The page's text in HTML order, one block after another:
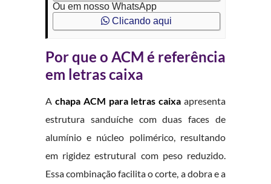
Ou em nosso WhatsApp
Clicando aqui
Por que o ACM é referência
em letras caixa
A chapa ACM para letras caixa apresenta
estrutura sanduíche com duas faces de
alumínio e núcleo polimérico, resultando
em rigidez estrutural com peso reduzido.
Essa combinação facilita o corte, a dobra e a